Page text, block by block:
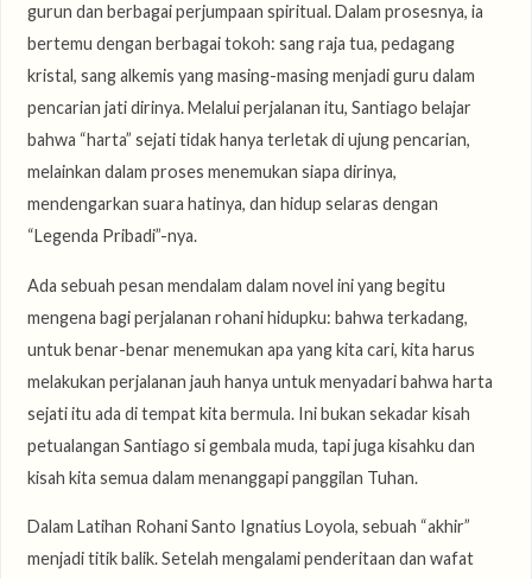
gurun dan berbagai perjumpaan spiritual. Dalam prosesnya, ia
bertemu dengan berbagai tokoh: sang raja tua, pedagang
kristal, sang alkemis yang masing-masing menjadi guru dalam
pencarian jati dirinya. Melalui perjalanan itu, Santiago belajar
bahwa “harta” sejati tidak hanya terletak di ujung pencarian,
melainkan dalam proses menemukan siapa dirinya,
mendengarkan suara hatinya, dan hidup selaras dengan
“Legenda Pribadi”-nya.
Ada sebuah pesan mendalam dalam novel ini yang begitu
mengena bagi perjalanan rohani hidupku: bahwa terkadang,
untuk benar-benar menemukan apa yang kita cari, kita harus
melakukan perjalanan jauh hanya untuk menyadari bahwa harta
sejati itu ada di tempat kita bermula. Ini bukan sekadar kisah
petualangan Santiago si gembala muda, tapi juga kisahku dan
kisah kita semua dalam menanggapi panggilan Tuhan.
Dalam Latihan Rohani Santo Ignatius Loyola, sebuah “akhir”
menjadi titik balik. Setelah mengalami penderitaan dan wafat